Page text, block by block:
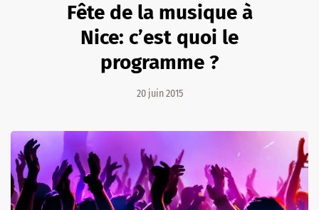
Fête de la musique à
Nice: c’est quoi le
programme ?
20 juin 2015